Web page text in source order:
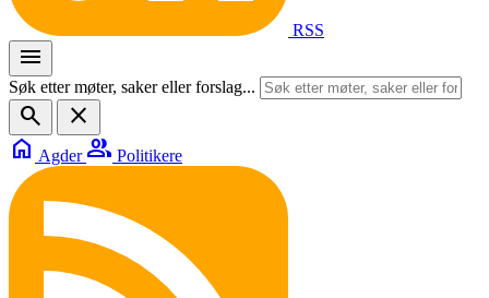
RSS
menu
Søk etter møter, saker eller forslag...
search
close
home Agder group Politikere